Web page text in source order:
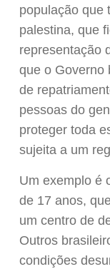
população que
palestina, que
representação
que o Governo
de
pessoas do
proteger toda
sujeita a um
Um exemplo é
de 17 anos,
um centro de
Outros
condições